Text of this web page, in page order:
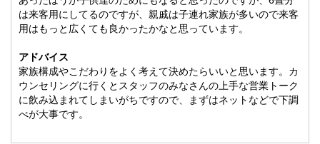
は来客用にしてるのですが、親戚は子連れ家族が多いので来客
用はもっと広くても良かったかなと思っています。
アドバイス
家族構成やこだわりをよく考えて決めたらいいと思います。カ
ウンセリングに行くとスタッフのみなさんの上手な営業トーク
に飲み込まれてしまいがちですので、まずはネットなどで下調
べが大事です。